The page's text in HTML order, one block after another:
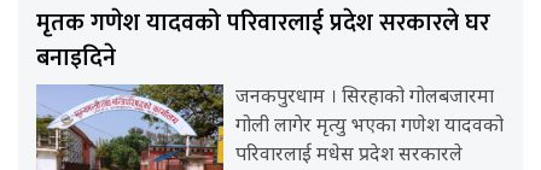
मृतक गणेश यादवको परिवारलाई प्रदेश सरकारले घर
बनाइदिने
जनकपुरधाम । सिरहाको गोलबजारमा
गोली लागेर मृत्यु भएका गणेश यादवको
परिवारलाई मधेस प्रदेश सरकारले